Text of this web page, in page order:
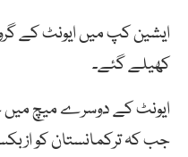
ایشین کپ میں ایونٹ کے
کھیلے گئے۔